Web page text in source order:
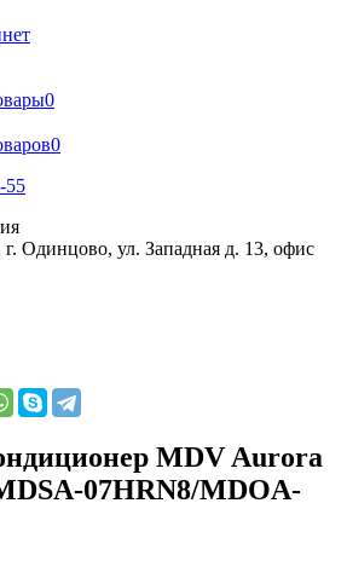
0
0
55
г. Одинцово, ул. Западная д. 13, офис
MDV Aurora
07HRN8/MDOA-